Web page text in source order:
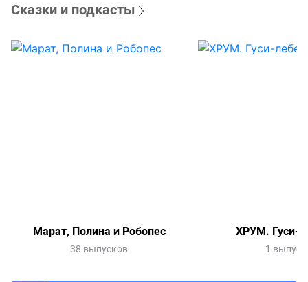
Сказки и подкасты
Марат, Полина и Робопес
38 выпусков
ХРУМ. Гуси-
1 выпуск